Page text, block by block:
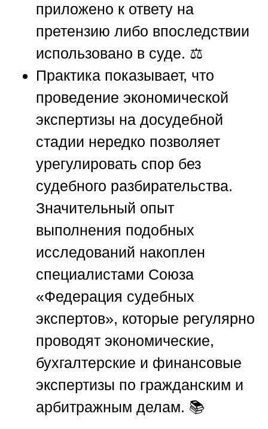
приложено к ответу на
претензию либо впоследствии
использовано в суде. ⚖️
Практика показывает, что
проведение экономической
экспертизы на досудебной
стадии нередко позволяет
урегулировать спор без
судебного разбирательства.
Значительный опыт
выполнения подобных
исследований накоплен
специалистами Союза
«Федерация судебных
экспертов», которые регулярно
проводят экономические,
бухгалтерские и финансовые
экспертизы по гражданским и
арбитражным делам. 📚